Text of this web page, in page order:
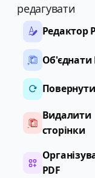
редагувати
Редактор
Об'єднати
Видалити
сторінки
PDF